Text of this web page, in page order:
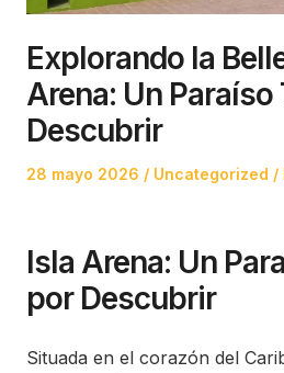
Explorando la
Arena: Un
Descubrir
Posted
28 mayo 2026
Posted
Uncategorized
Isla Arena: Un
por Descubrir
Situada en el corazón del